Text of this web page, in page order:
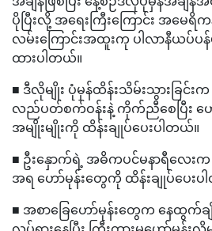
ပိုပြီးလို့ အရေးကြီးကြောင်း အမေ
လမ်းကြောင်းအထူးကု ပါလာနီယပ်ပ
ထားပါတယ်။
■ ဒီလိုမျိုး ပုံမှန်ထိန်းသိမ်းသွားခြင်း
လည်ပတ်စက်ဝန်းနဲ့ ကိုက်ညီစေပြီး ဟေ
အမျိုးမျိုးကို ထိန်းချုပ်ပေးပါတယ်။
■ ဦးနှောက်ရဲ့ အဓိကပင်မနာရီလေ
အရ ဟော်မုန်းတွေကို ထိန်းချုပ်ပေးပ
■ အစာခြေဟော်မုန်းတွေက နေထွက်ခ